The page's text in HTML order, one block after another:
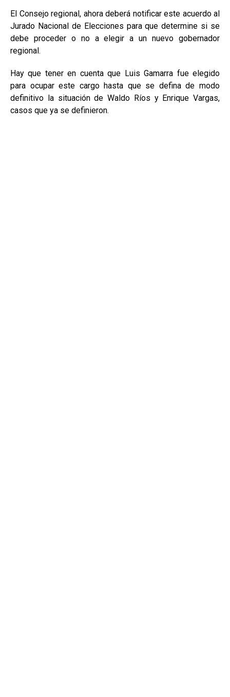
El Consejo regional, ahora deberá notificar este acuerdo al
Jurado Nacional de Elecciones para que determine si se
debe proceder o no a elegir a un nuevo gobernador
regional.
Hay que tener en cuenta que Luis Gamarra fue elegido
para ocupar este cargo hasta que se defina de modo
definitivo la situación de Waldo Ríos y Enrique Vargas,
casos que ya se definieron.